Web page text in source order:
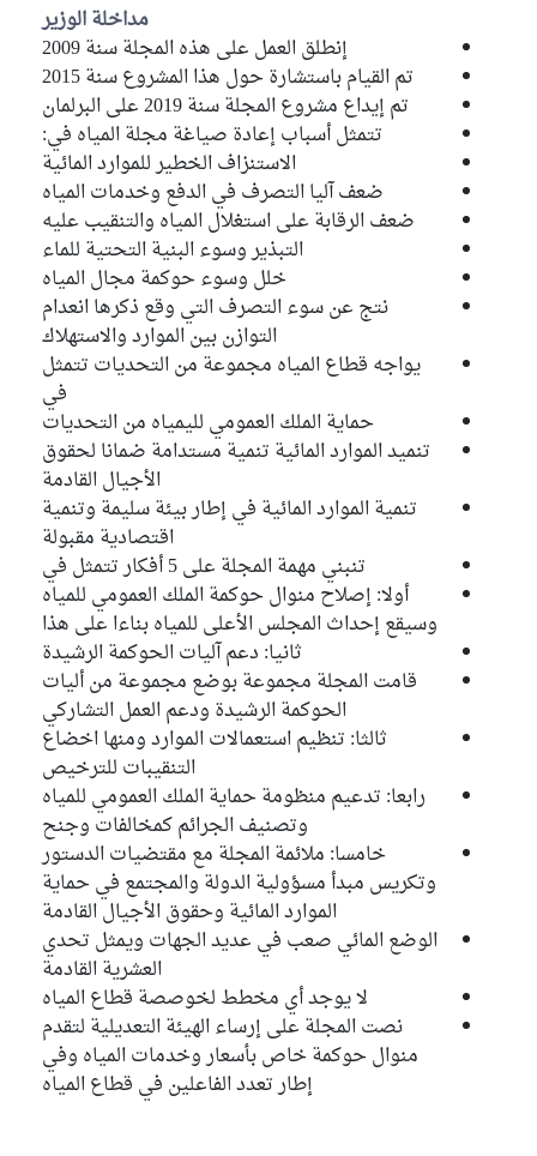
Majdi Boudhina
Bloc PDL
Mariem Saidi
Bloc Qalb Tounes
Mohamed Ahmed Dalhoumi
Bloc Qalb Tounes
Mohamed Bouneni
Bloc Démocrate
Mohamed Fateh Khlifi
Bloc Coalition Al Karama
Mohamed Hsairi
Bloc Qalb Tounes
Mohamed Zaabi
Bloc Qalb Tounes
Mohamed Karim Krifa
Bloc PDL
Mohamed Lazher Rama
Bloc Ennahdha
Mohamed Naceur Bousen
Bloc Coalition Al Karama
Mohamed Saleh Ltifi
Bloc Qalb Tounes
Mohamed Skhiri
Bloc Qalb Tounes
Mongi Rahoui
Faycel Tebini
Indépendant
مداخلة الوزير
إنطلق العمل على هذه المجلة سنة 2009
تم القيام باستشارة حول هذا المشروع سنة 2015
تم إيداع مشروع المجلة سنة 2019 على البرلمان
تتمثل أسباب إعادة صياغة مجلة المياه في:
الاستنزاف الخطير للموارد المائية
ضعف آليا التصرف في الدفع وخدمات المياه
ضعف الرقابة على استغلال المياه والتنقيب عليه
التبذير وسوء البنية التحتية للماء
خلل وسوء حوكمة مجال المياه
نتج عن سوء التصرف التي وقع ذكرها انعدام
التوازن بين الموارد والاستهلاك
يواجه قطاع المياه مجموعة من التحديات تتمثل
في
حماية الملك العمومي لليمياه من التحديات
تنميد الموارد المائية تنمية مستدامة ضمانا لحقوق
الأجيال القادمة
تنمية الموارد المائية في إطار بيئة سليمة وتنمية
اقتصادية مقبولة
تنبني مهمة المجلة على 5 أفكار تتمثل في
أولا: إصلاح منوال حوكمة الملك العمومي للمياه
وسيقع إحداث المجلس الأعلى للمياه بناءا على هذا
ثانيا: دعم آليات الحوكمة الرشيدة
قامت المجلة مجموعة بوضع مجموعة من أليات
الحوكمة الرشيدة ودعم العمل التشاركي
ثالثا: تنظيم استعمالات الموارد ومنها اخضاع
التنقيبات للترخيص
رابعا: تدعيم منظومة حماية الملك العمومي للمياه
وتصنيف الجرائم كمخالفات وجنح
خامسا: ملائمة المجلة مع مقتضيات الدستور
وتكريس مبدأ مسؤولية الدولة والمجتمع في حماية
الموارد المائية وحقوق الأجيال القادمة
الوضع المائي صعب في عديد الجهات ويمثل تحدي
العشرية القادمة
لا يوجد أي مخطط لخوصصة قطاع المياه
نصت المجلة على إرساء الهيئة التعديلية لتقدم
منوال حوكمة خاص بأسعار وخدمات المياه وفي
إطار تعدد الفاعلين في قطاع المياه